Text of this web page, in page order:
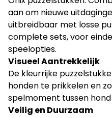
aan om nieuwe
uitbreidbaar met losse
complete sets, voor
speelopties.
Visueel Aantrekkelijk
De kleurrijke
honden te prikkelen en
spelmoment tussen hond
Veilig en Duurzaam